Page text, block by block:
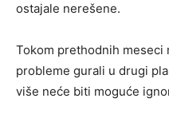
ostajale nerešene.
Tokom prethodnih meseci
probleme gurali u drugi
više neće biti moguće